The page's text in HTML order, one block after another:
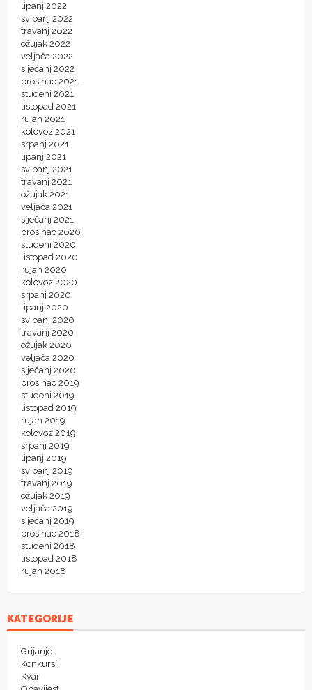
lipanj 2022
svibanj 2022
travanj 2022
ožujak 2022
veljača 2022
siječanj 2022
prosinac 2021
studeni 2021
listopad 2021
rujan 2021
kolovoz 2021
srpanj 2021
lipanj 2021
svibanj 2021
travanj 2021
ožujak 2021
veljača 2021
siječanj 2021
prosinac 2020
studeni 2020
listopad 2020
rujan 2020
kolovoz 2020
srpanj 2020
lipanj 2020
svibanj 2020
travanj 2020
ožujak 2020
veljača 2020
siječanj 2020
prosinac 2019
studeni 2019
listopad 2019
rujan 2019
kolovoz 2019
srpanj 2019
lipanj 2019
svibanj 2019
travanj 2019
ožujak 2019
veljača 2019
siječanj 2019
prosinac 2018
studeni 2018
listopad 2018
rujan 2018
KATEGORIJE
Grijanje
Konkursi
Kvar